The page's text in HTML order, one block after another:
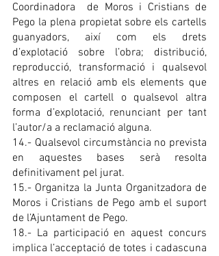
Coordinadora  de Moros i Cristians de
Pego la plena propietat sobre els cartells
guanyadors, així com els drets
d’explotació sobre l’obra; distribució,
reproducció, transformació i qualsevol
altres en relació amb els elements que
composen el cartell o qualsevol altra
forma d’explotació, renunciant per tant
l’autor/a a reclamació alguna.
14.- Qualsevol circumstància no prevista
en aquestes bases serà resolta
definitivament pel jurat.
15.- Organitza la Junta Organitzadora de
Moros i Cristians de Pego amb el suport
de l’Ajuntament de Pego.
18.- La participació en aquest concurs
implica l’acceptació de totes i cadascuna